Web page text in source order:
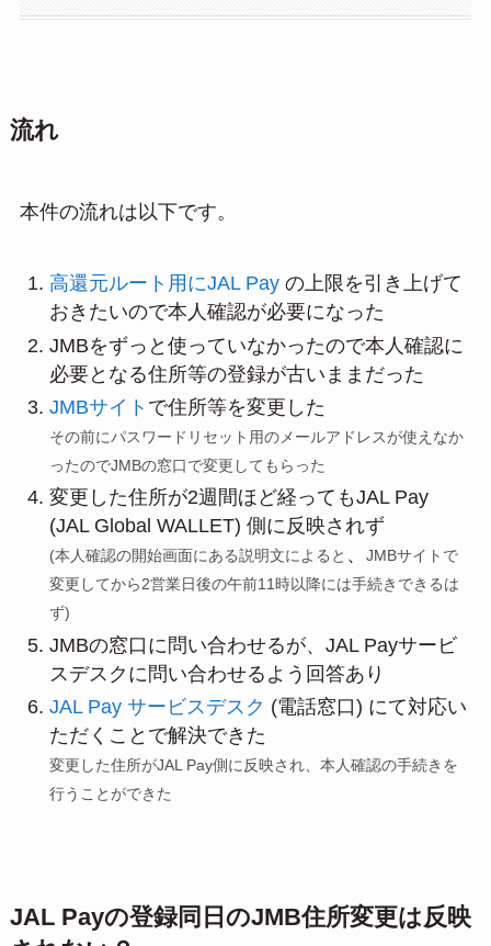
流れ
本件の流れは以下です。
高還元ルート用にJAL Payの上限を引き上げて
おきたいので本人確認が必要になった
JMBをずっと使っていなかったので本人確認に
必要となる住所等の登録が古いままだった
JMBサイト で住所等を変更した
その前にパスワードリセット用のメールアドレスが使えなか
ったのでJMBの窓口で変更してもらった
変更した住所が2週間ほど経ってもJAL Pay
(JAL Global WALLET) 側に反映されず
(本人確認の開始画面にある説明文によると 、
JMBサイトで
変更してから2営業日後の午前11時以降には手続きできるは
ず)
JMBの窓口に問い合わせるが、JAL Payサービ
スデスクに問い合わせるよう回答あり
JAL Pay サービスデスク (電話窓口) にて対応い
ただくことで解決できた
変更した住所がJAL Pay側に反映され、本人確認の手続きを
行うことができた
JAL Payの登録同日のJMB住所変更は反映